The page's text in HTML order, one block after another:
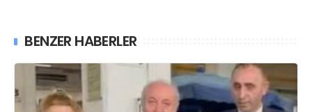
BENZER HABERLER